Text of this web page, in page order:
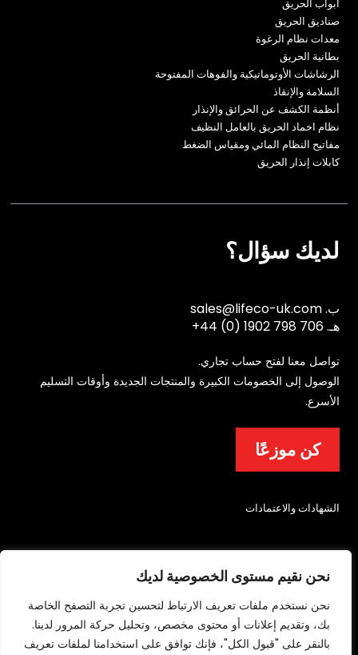
نحن نقيم مستوى الخصوصية لديك
نحن نستخدم ملفات تعريف الارتباط لتحسين تجربة التصفح الخاصة
بك، وتقديم إعلانات أو محتوى مخصص، وتحليل حركة المرور لدينا.
بالنقر على "قبول الكل"، فإنك توافق على استخدامنا لملفات تعريف
أبواب الحريق
صناديق الحريق
معدات نظام الرغوة
بطانية الحريق
الرشاشات الأوتوماتيكية والفوهات المفتوحة
السلامة والإنقاذ
أنظمة الكشف عن الحرائق والإنذار
نظام اخماد الحريق بالعامل النظيف
مفاتيح النظام المائي ومقياس الضغط
كابلات إنذار الحريق
لديك سؤال؟
ب.sales@lifeco-uk.com
هـ.+44 (0) 1902 798 706
تواصل معنا لفتح حساب تجاري.
الوصول إلى الخصومات الكبيرة والمنتجات الجديدة وأوقات التسليم
الأسرع.
كن موزعًا
الشهادات والاعتمادات
© 2026 شركة ليتشفيلد لمعدات مكافحة الحرائق والسلامة المحدودة. جميع الحقوق